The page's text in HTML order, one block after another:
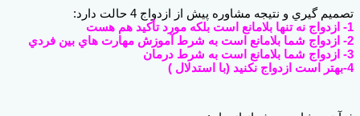
تصمیم گیري و نتیجه مشاوره پیش از ازدواج 4 حالت دارد:
1- ازدواج نه تنها بلامانع است بلکه مورد تأکید هم هست
2- ازدواج شما بلامانع است به شرط آموزش مهارت هاي بین فردي
3- ازدواج شما بلامانع است به شرط درمان
4-بهتر است ازدواج نکنید (با استدلال )